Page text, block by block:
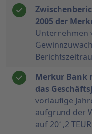
2005 der
Unternehmen
Merkur Bank
das
vorläufige
aufgrund der
auf 201,2